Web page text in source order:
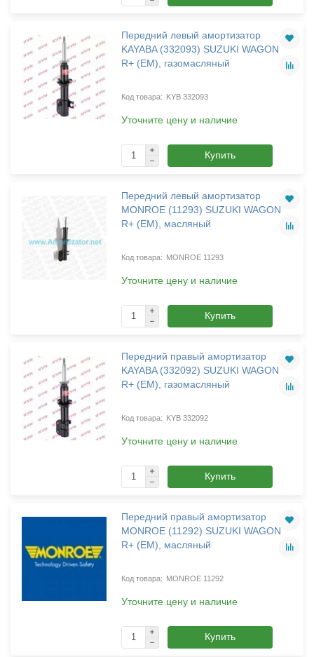
Передний левый амортизатор
KAYABA (332093) SUZUKI WAGON
R+ (EM), газомасляный
KYB 332093
Уточните цену и наличие
Купить
Передний левый амортизатор
MONROE (11293) SUZUKI WAGON
R+ (EM), масляный
MONROE 11293
Уточните цену и наличие
Купить
Передний правый амортизатор
KAYABA (332092) SUZUKI WAGON
R+ (EM), газомасляный
KYB 332092
Уточните цену и наличие
Купить
Передний правый амортизатор
MONROE (11292) SUZUKI WAGON
R+ (EM), масляный
MONROE 11292
Уточните цену и наличие
Купить